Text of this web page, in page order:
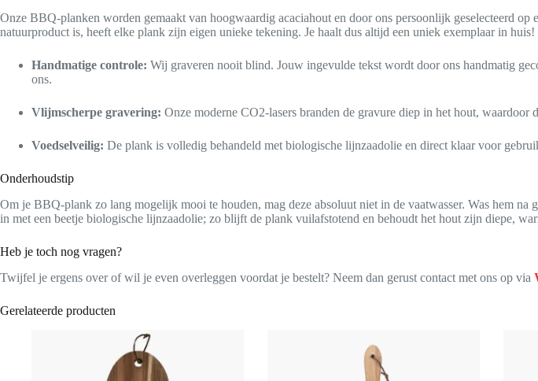
Onze BBQ-planken worden gemaakt van hoogwaardig acaciahout en door ons persoonlijk geselecteerd
natuurproduct is, heeft elke plank zijn eigen unieke tekening. Je haalt dus altijd een uniek exemplaar in huis!
Handmatige controle: Wij graveren nooit blind. Jouw ingevulde tekst wordt door ons handmatig
ons.
Vlijmscherpe gravering: Onze moderne CO2-lasers branden de gravure diep in het hout, waardoor
Voedselveilig: De plank is volledig behandeld met biologische lijnzaadolie en direct klaar voor
Onderhoudstip
Om je BBQ-plank zo lang mogelijk mooi te houden, mag deze absoluut niet in de vaatwasser. Was hem
in met een beetje biologische lijnzaadolie; zo blijft de plank vuilafstotend en behoudt het hout zijn diepe,
Heb je toch nog vragen?
Twijfel je ergens over of wil je even overleggen voordat je bestelt? Neem dan gerust contact met ons op via
Gerelateerde producten